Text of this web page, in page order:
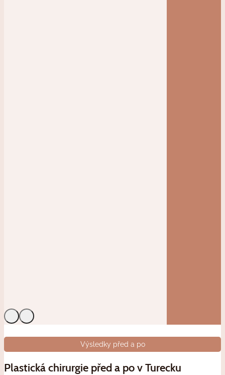
Výsledky před a po
Plastická chirurgie před a po v Turecku